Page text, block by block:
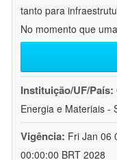
tanto para
No momento que
Instituição/UF/País:
Energia e Materiais -
Vigência: Fri Jan 06
00:00:00 BRT 2028